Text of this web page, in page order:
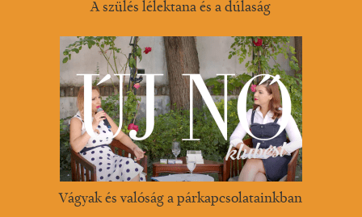
A szülés lélektana és a dúlaság
Vágyak és valóság a párkapcsolatainkban